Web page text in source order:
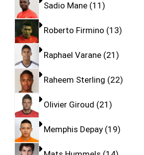
Sadio Mane 11
Roberto Firmino 13
Raphael Varane 21
Raheem Sterling 22
Olivier Giroud 21
Memphis Depay 19